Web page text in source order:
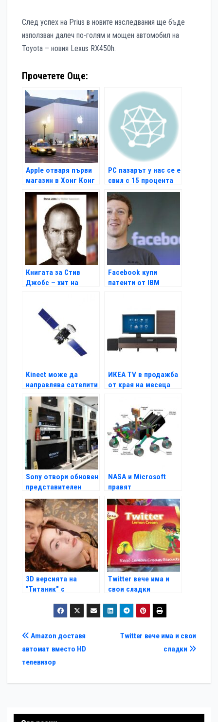
След успех на Prius в новите изследвания ще бъде
използван далеч по-голям и мощен автомобил на
Toyota – новия Lexus RX450h.
Прочетете Още:
Apple отваря първи
магазин в Хонг Конг
PC пазарът у нас се е
свил с 15 процента
Книгата за Стив
Джобс – хит на
Facebook купи
патенти от IBM
Kinect може да
направлява сателити
в орбита
ИКЕА TV в продажба
от края на месеца
Sony отвори обновен
представителен
магазин в Пловдив
NASA и Microsоft
правят
образователна игра
3D версията на
"Титаник" с
Twitter вече има и
свои сладки
Навигация
Twitter вече има и свои
сладки
Amazon доставя
автомат вместо HD
телевизор